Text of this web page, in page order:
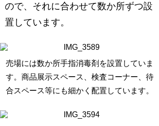
ので、それに合わせて数か所ずつ設
置しています。
売場には数か所手指消毒剤を設置していま
す。商品展示スペース、検査コーナー、待
合スペース等にも細かく配置しています。